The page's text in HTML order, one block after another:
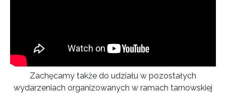
Zachęcamy także do udziału w pozostałych
wydarzeniach organizowanych w ramach tarnowskiej